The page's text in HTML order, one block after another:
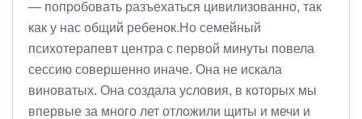
— попробовать разъехаться цивилизованно, так
как у нас общий ребенок.Но семейный
психотерапевт центра с первой минуты повела
сессию совершенно иначе. Она не искала
виноватых. Она создала условия, в которых мы
впервые за много лет отложили щиты и мечи и